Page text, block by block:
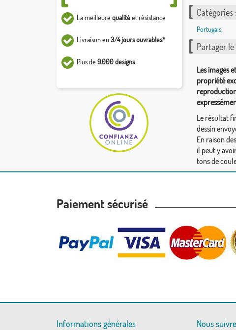
La meilleure qualitéet résistance
Livraison en3/4 jours ouvrables*
Plus de 9.000 designs
Catégories
Portugais,
Partager
Les images
propriété
Le résultat
dessin
En raison
il peut y
tons de
Paiement sécurisé
Informations générales Nous suivre